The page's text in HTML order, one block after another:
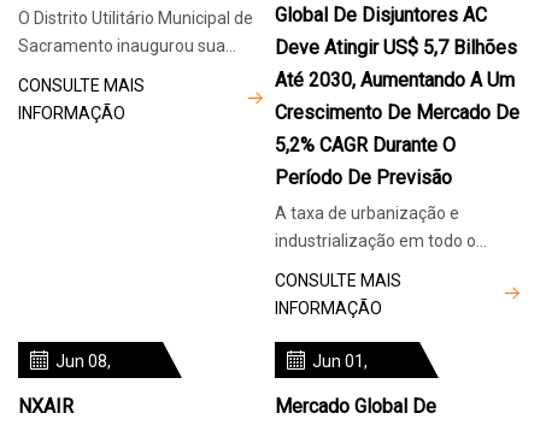
O Distrito Utilitário Municipal de
Sacramento inaugurou sua
subestação elétrica no centro
de Sacramento, que atende a
CONSULTE MAIS
INFORMAÇÃO
Global De Disjuntores AC
Deve Atingir US$ 5,7 Bilhões
Até 2030, Aumentando A Um
Crescimento De Mercado De
5,2% CAGR Durante O
Período De Previsão
A taxa de urbanização e
industrialização em todo o
o que aumentou a procura de
energia, portanto, o mercado
está a expandir-se devido ao
aumento da procura de energia
e
CONSULTE MAIS
INFORMAÇÃO
Jun 08,
NXAIR
Jun 01,
Mercado Global De